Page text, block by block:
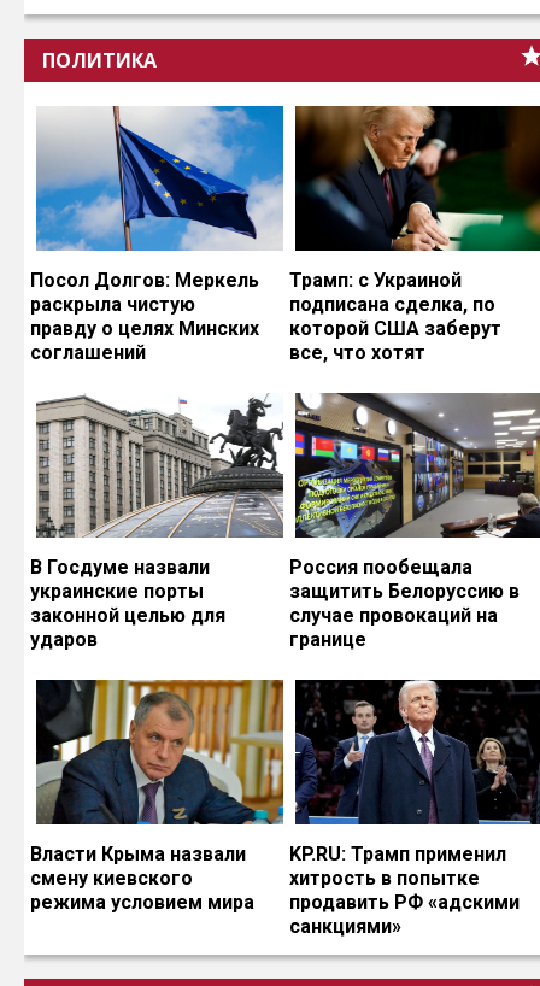
ПОЛИТИКА
Посол Долгов: Меркель
раскрыла чистую
правду о целях Минских
соглашений
Трамп: с Украиной
подписана сделка, по
которой США заберут
все, что хотят
В Госдуме назвали
украинские порты
законной целью для
ударов
Россия пообещала
защитить Белоруссию в
случае провокаций на
границе
Власти Крыма назвали
смену киевского
режима условием мира
KP.RU: Трамп применил
хитрость в попытке
продавить РФ «адскими
санкциями»